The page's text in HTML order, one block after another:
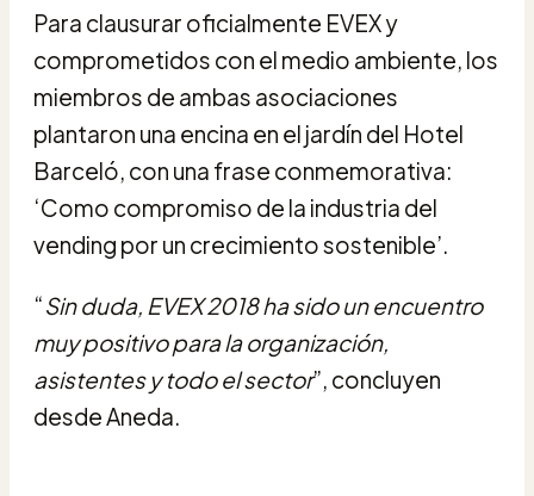
Para clausurar oficialmente EVEX y
comprometidos con el medio ambiente, los
miembros de ambas asociaciones
plantaron una encina en el jardín del Hotel
Barceló, con una frase conmemorativa:
‘Como compromiso de la industria del
vending por un crecimiento sostenible’.
“Sin duda, EVEX 2018 ha sido un encuentro
muy positivo para la organización,
asistentes y todo el sector”, concluyen
desde Aneda.